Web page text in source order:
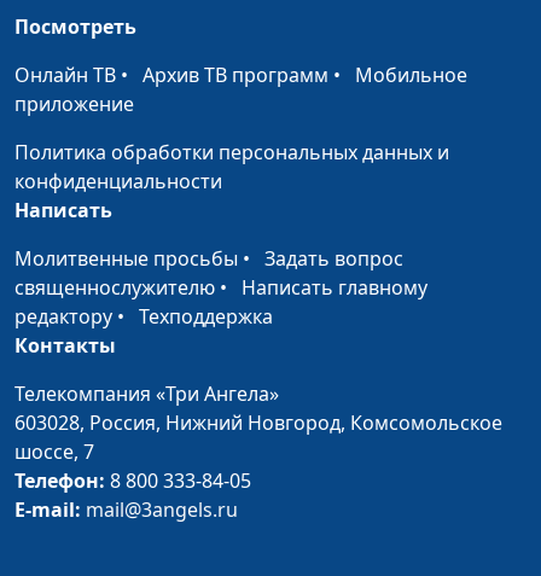
долгоденствие и богатство?
От чего зависит
здоровье?
священнослужитель
Где источник мудрости и
священнослужитель
Как приобрести самое
лучшее украшение?
Что ожидает человека
после смерти?
Юлия Синицына,
Посмотреть
Онлайн ТВ • Архив ТВ программ • Мобильное
приложение
Политика обработки персональных данных и
конфиденциальности
Написать
Молитвенные просьбы • Задать вопрос
священнослужителю • Написать главному
редактору • Техподдержка
Контакты
Телекомпания «Три Ангела»
603028, Россия, Нижний Новгород, Комсомольское
шоссе, 7
Телефон: 8 800 333-84-05
E-mail: mail@3angels.ru